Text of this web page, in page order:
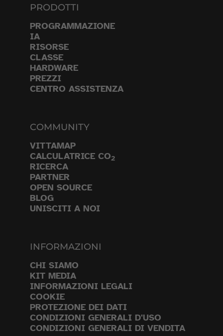
PRODOTTI
PROGRAMMAZIONE
IA
RISORSE
CLASSE
HARDWARE
PREZZI
CENTRO ASSISTENZA
COMMUNITY
VITTAMAP
CALCULATRICE CO2
RICERCA
PARTNER
OPEN SOURCE
BLOG
UNISCITI A NOI
INFORMAZIONI
CHI SIAMO
KIT MEDIA
INFORMAZIONI LEGALI
COOKIE
PROTEZIONE DEI DATI
CONDIZIONI GENERALI D'USO
CONDIZIONI GENERALI DI VENDITA